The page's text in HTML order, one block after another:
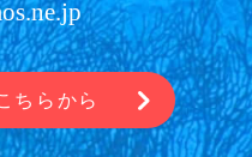
ちらから